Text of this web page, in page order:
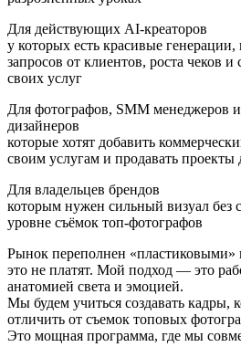
Для действующих AI‑креаторов
у которых есть красивые
запросов от клиентов, роста чеков
своих услуг
Для фотографов, SMM менеджеров
дизайнеров
которые хотят добавить
своим услугам и продавать проекты
Для владельцев брендов
которым нужен сильный визуал без
уровне съёмок топ‑фотографов
Рынок переполнен «пластиковыми»
это не платят. Мой подход — это
анатомией света и эмоцией.
Мы будем учиться создавать кадры,
отличить от съемок топовых
Это мощная программа, где мы